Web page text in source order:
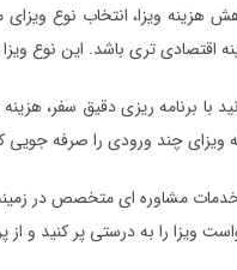
هزینه ویزا، انتخاب نوع
تری باشد. این نوع ویزا
با برنامه ریزی دقیق سفر،
ویزای چند ورودی را صرفه جویی
خدمات مشاوره ای متخصص در
ویزا را به درستی پر کنید و